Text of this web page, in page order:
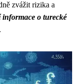
zvážit rizika a
o turecké